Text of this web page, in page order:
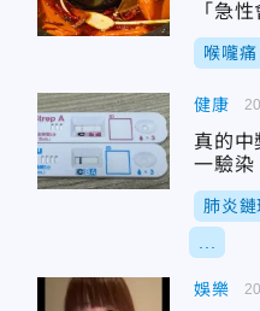
「急
喉嚨痛
健康
真的
一驗染
肺炎鏈
娛樂